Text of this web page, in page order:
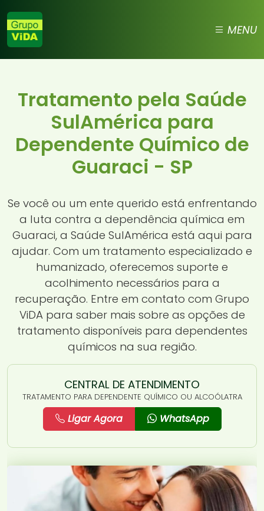
MENU
Tratamento pela Saúde
SulAmérica para
Dependente Químico de
Guaraci - SP
Se você ou um ente querido está enfrentando
a luta contra a dependência química em
Guaraci, a Saúde SulAmérica está aqui para
ajudar. Com um tratamento especializado e
humanizado, oferecemos suporte e
acolhimento necessários para a
recuperação. Entre em contato com Grupo
ViDA para saber mais sobre as opções de
tratamento disponíveis para dependentes
químicos na sua região.
CENTRAL DE ATENDIMENTO
TRATAMENTO PARA DEPENDENTE QUÍMICO OU ALCOÓLATRA
Ligar Agora WhatsApp